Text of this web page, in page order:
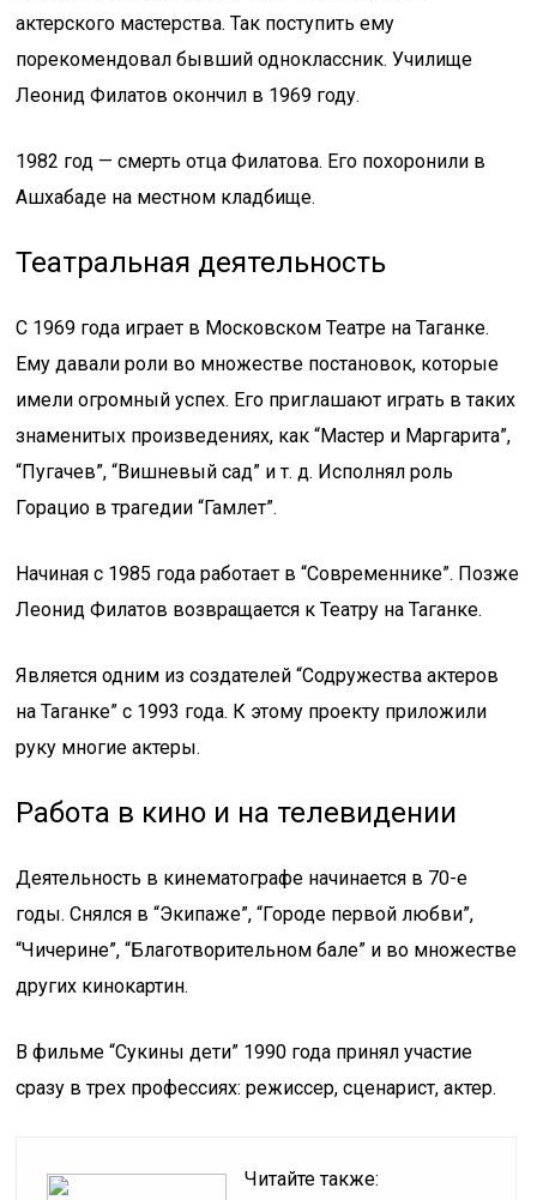
актерского мастерства. Так поступить ему
порекомендовал бывший одноклассник. Училище
Леонид Филатов окончил в 1969 году.
1982 год — смерть отца Филатова. Его похоронили в
Ашхабаде на местном кладбище.
Театральная деятельность
С 1969 года играет в Московском Театре на Таганке.
Ему давали роли во множестве постановок, которые
имели огромный успех. Его приглашают играть в таких
знаменитых произведениях, как “Мастер и Маргарита”,
“Пугачев”, “Вишневый сад” и т. д. Исполнял роль
Горацио в трагедии “Гамлет”.
Начиная с 1985 года работает в “Современнике”. Позже
Леонид Филатов возвращается к Театру на Таганке.
Является одним из создателей “Содружества актеров
на Таганке” с 1993 года. К этому проекту приложили
руку многие актеры.
Работа в кино и на телевидении
Деятельность в кинематографе начинается в 70-е
годы. Снялся в “Экипаже”, “Городе первой любви”,
“Чичерине”, “Благотворительном бале” и во множестве
других кинокартин.
В фильме “Сукины дети” 1990 года принял участие
сразу в трех профессиях: режиссер, сценарист, актер.
Читайте также: